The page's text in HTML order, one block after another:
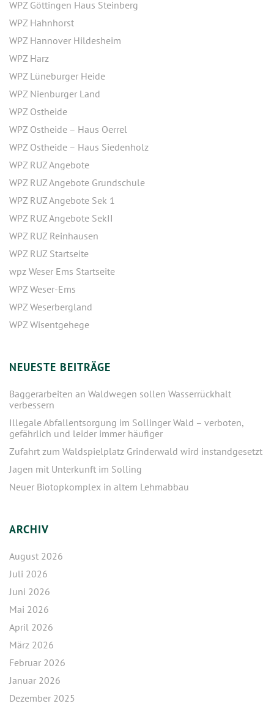
WPZ Göttingen Haus Steinberg
WPZ Hahnhorst
WPZ Hannover Hildesheim
WPZ Harz
WPZ Lüneburger Heide
WPZ Nienburger Land
WPZ Ostheide
WPZ Ostheide – Haus Oerrel
WPZ Ostheide – Haus Siedenholz
WPZ RUZ Angebote
WPZ RUZ Angebote Grundschule
WPZ RUZ Angebote Sek 1
WPZ RUZ Angebote SekII
WPZ RUZ Reinhausen
WPZ RUZ Startseite
wpz Weser Ems Startseite
WPZ Weser-Ems
WPZ Weserbergland
WPZ Wisentgehege
NEUESTE BEITRÄGE
Baggerarbeiten an Waldwegen sollen Wasserrückhalt
verbessern
Illegale Abfallentsorgung im Sollinger Wald – verboten,
gefährlich und leider immer häufiger
Zufahrt zum Waldspielplatz Grinderwald wird instandgesetzt
Jagen mit Unterkunft im Solling
Neuer Biotopkomplex in altem Lehmabbau
ARCHIV
August 2026
Juli 2026
Juni 2026
Mai 2026
April 2026
März 2026
Februar 2026
Januar 2026
Dezember 2025